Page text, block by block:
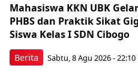
Berita
Mahasiswa KKN UBK
PHBS dan Praktik Sikat
Siswa Kelas I SDN Cibogo
Sabtu, 8 Agu 2026 - 22:10